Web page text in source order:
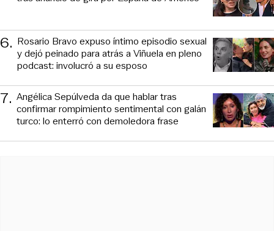
6. Rosario Bravo expuso íntimo episodio sexual
y dejó peinado para atrás a Viñuela en pleno
podcast: involucró a su esposo
7. Angélica Sepúlveda da que hablar tras
confirmar rompimiento sentimental con galán
turco: lo enterró con demoledora frase